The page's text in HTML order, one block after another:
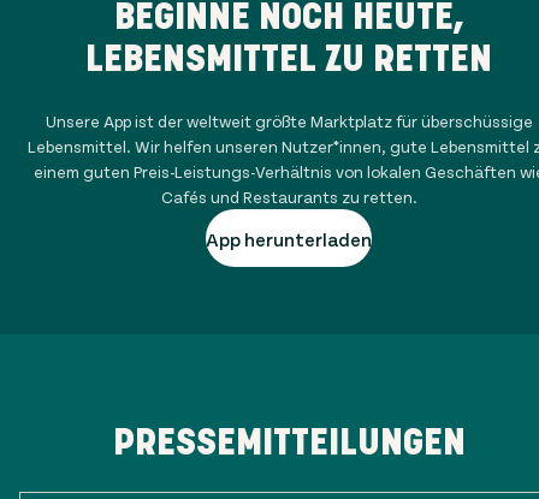
BEGINNE NOCH HEUTE,
LEBENSMITTEL ZU RETTEN
Unsere App ist der weltweit größte Marktplatz für überschüssige
Lebensmittel. Wir helfen unseren Nutzer*innen, gute Lebensmittel
einem guten Preis-Leistungs-Verhältnis von lokalen Geschäften
Cafés und Restaurants zu retten.
App herunterladen
PRESSEMITTEILUNGEN